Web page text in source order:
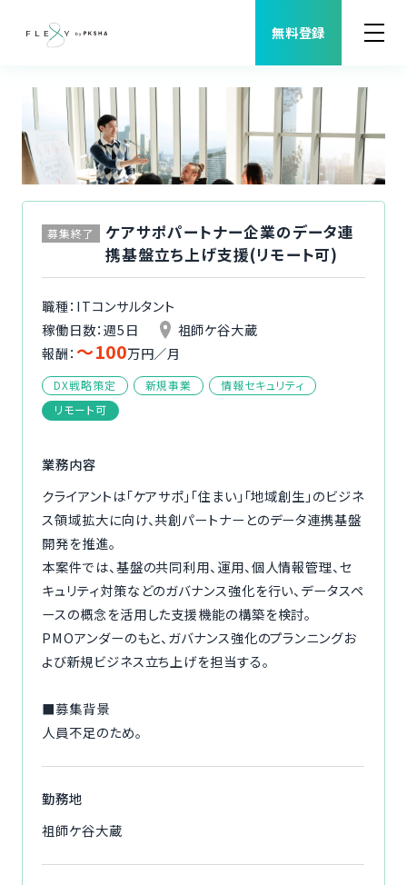
無料登録
案件検索
職種から案件を探す
よくある質問
福利厚生
ご利用者様の声
ご利用の流れ
コーディネーター紹介
イベント/マガジン
法人の方
募集終了
ケアサポパートナー企業のデータ連
携基盤立ち上げ支援(リモート可)
職種：ITコンサルタント
稼働日数：週5日
祖師ケ谷大蔵
報酬： 〜100万円／月
DX戦略策定 新規事業
情報セキュリティ
リモート可
業務内容
クライアントは「ケアサポ」「住まい」「地域創生」のビジネ
ス領域拡大に向け、共創パートナーとのデータ連携基盤
開発を推進。
本案件では、基盤の共同利用、運用、個人情報管理、セ
キュリティ対策などのガバナンス強化を行い、データスペ
ースの概念を活用した支援機能の構築を検討。
PMOアンダーのもと、ガバナンス強化のプランニングお
よび新規ビジネス立ち上げを担当する。
■募集背景
人員不足のため。
勤務地
祖師ケ谷大蔵